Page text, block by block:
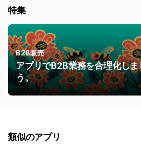
特集
B2B販売
アプリでB2B業務を合理化しま
う。
類似のアプリ